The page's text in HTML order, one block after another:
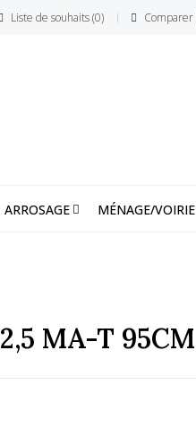
Liste de souhaits 0 Comparer
ARROSAGE MÉNAGE/VOIRIE
MA-T 95CM